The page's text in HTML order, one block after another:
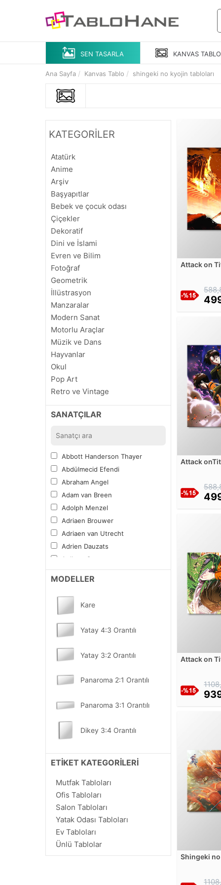
SEN TASARLA KANVAS TABLO
Ana Sayfa Kanvas Tablo shingeki no kyojin tabloları
KATEGORİLER
Atatürk
Anime
Arşiv
Başyapıtlar
Bebek ve çocuk odası
Çiçekler
Dekoratif
Dini ve İslami
Evren ve Bilim
Fotoğraf
Geometrik
İllüstrasyon
Manzaralar
Modern Sanat
Motorlu Araçlar
Müzik ve Dans
Hayvanlar
Okul
Pop Art
Retro ve Vintage
Soyut
Sinema ve Ünlüler
Şehirler
Spor
Tipografi
Yiyecek ve İçecek
Vitray Desen
Mandala Boyama Tablosu
Diğer Sıradışı
Kampanyalı Tablolar
Sektörel ve Mesleki
Fırsat Ürünler
YENİ
SANATÇILAR
Abbott Handerson Thayer
Abdülmecid Efendi
Abraham Angel
Adam van Breen
Adolph Menzel
Adriaen Brouwer
Adriaen van Utrecht
Adrien Dauzats
Aelbert Cuyp
Aert van der Neer
Albert Bloch
Alberto Pasini
Albrecht Altdorfer
Alexander Calder
Alexander Nasmyth
Alexandre Cabanel
Alexandre de Riquer
Alexandru Ciucurencu
Alfred Arthur Brunel de Neuville
Alfred Gockel
Alfred Guillou
Alfred Sisley
Alfredo Guttero
Alice Pearlee
Alphonse Marie Mucha
Amadeo de Souza Cardoso
Ambrogio de Predis
Amedeo Modigliani
MODELLER
Kare
Yatay 4:3 Orantılı
Yatay 3:2 Orantılı
Panaroma 2:1 Orantılı
Panaroma 3:1 Orantılı
Dikey 3:4 Orantılı
Dikey 2:3 Orantılı
Dikey 1:2 Orantılı
Dikey 1:3 Orantılı
ETİKET KATEGORİLERİ
Mutfak Tabloları
Ofis Tabloları
Salon Tabloları
Yatak Odası Tabloları
Ev Tabloları
Ünlü Tablolar
Attack on
Attack
Attack on
Shingeki